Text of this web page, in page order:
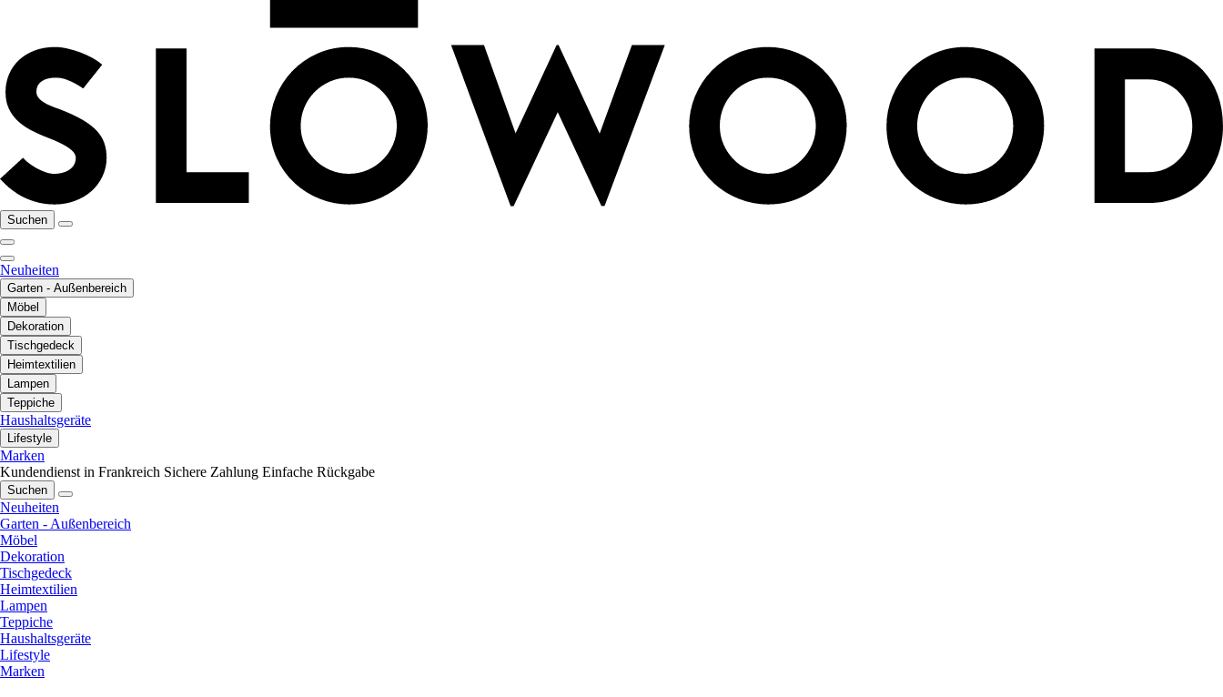
Suchen
Neuheiten
Garten - Außenbereich
Möbel
Dekoration
Tischgedeck
Heimtextilien
Lampen
Teppiche
Haushaltsgeräte
Lifestyle
Marken
Kundendienst in Frankreich Sichere Zahlung Einfache Rückgabe
Suchen
Neuheiten
Garten - Außenbereich
Möbel
Dekoration
Tischgedeck
Heimtextilien
Lampen
Teppiche
Haushaltsgeräte
Lifestyle
Marken